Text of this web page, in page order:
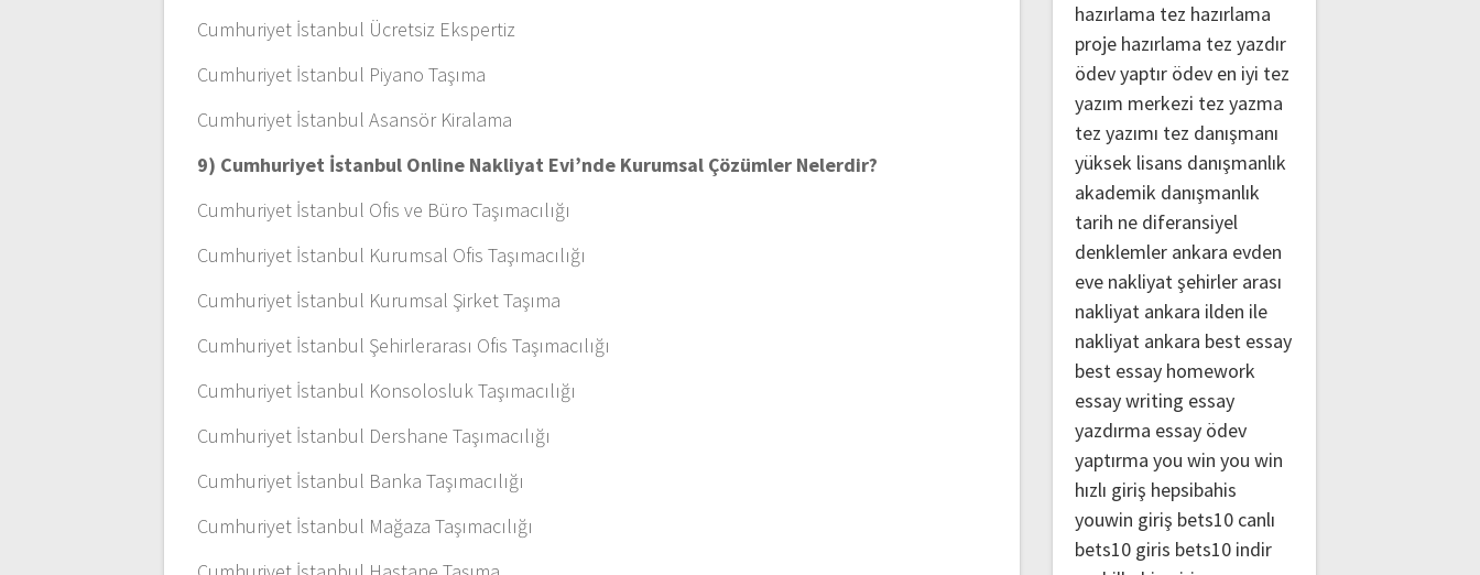
Cumhuriyet İstanbul Ücretsiz Ekspertiz
Cumhuriyet İstanbul Piyano Taşıma
Cumhuriyet İstanbul Asansör Kiralama
9) Cumhuriyet İstanbul Online Nakliyat Evi’nde Kurumsal Çözümler Nelerdir?
Cumhuriyet İstanbul Ofis ve Büro Taşımacılığı
Cumhuriyet İstanbul Kurumsal Ofis Taşımacılığı
Cumhuriyet İstanbul Kurumsal Şirket Taşıma
Cumhuriyet İstanbul Şehirlerarası Ofis Taşımacılığı
Cumhuriyet İstanbul Konsolosluk Taşımacılığı
Cumhuriyet İstanbul Dershane Taşımacılığı
Cumhuriyet İstanbul Banka Taşımacılığı
Cumhuriyet İstanbul Mağaza Taşımacılığı
hazırlama tez hazırlama
proje hazırlama tez yazdır
ödev yaptır ödev en iyi tez
yazım merkezi tez yazma
tez yazımı tez danışmanı
yüksek lisans danışmanlık
akademik danışmanlık
tarih ne diferansiyel
denklemler ankara evden
eve nakliyatşehirler arası
nakliyat ankara ilden ile
nakliyat ankara best essay
best essay homework
essay writing essay
yazdırma essay ödev
yaptırma you win you win
hızlı giriş hepsibahis
youwin giriş bets10 canlı
bets10 giris bets10 indir